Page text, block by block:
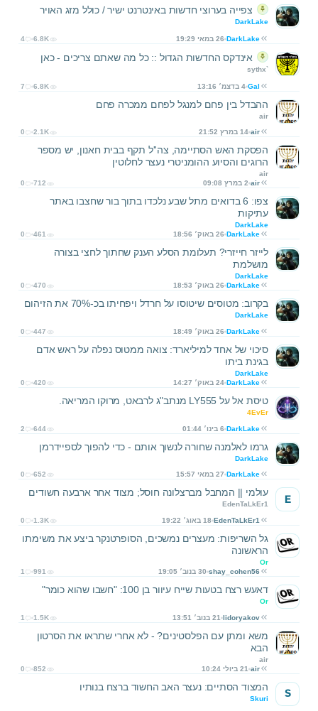
צפייה בערוצי חדשות באינטרנט ישיר / כולל מזג האויר
DarkLake
DarkLake 26 במאי 19:29 4 6.8K
אינדקס החדשות הגדול :: כל מה שאתם צריכים - כאן
sythx`
Gal 4 בדצמ׳ 13:16 7 6.8K
ההבדל בין פחם למנגל לפחם ממכרה פחם
air
air 14 במרץ 21:52 0 2.1K
הפסקת האש הסתיימה, צה''ל תקף בבית חאנון, יש מספר
הרוגים והסיוע ההומניטרי נעצר לחלוטין
air
air 2 במרץ 09:08 0 712
צפו: 6 בדואים מתל שבע נלכדו בתוך בור שחצבו באתר
עתיקות
DarkLake
DarkLake 26 באוק׳ 18:56 0 461
לייזר חייזרי? תעלומת הסלע הענק שחתוך לחצי בצורה
מושלמת
DarkLake
DarkLake 26 באוק׳ 18:53 0 470
בקרוב: מטוסים שיטוסו על חרדל ויפחיתו בכ-70% את הזיהום
DarkLake
DarkLake 26 באוק׳ 18:49 0 447
סיכוי של אחד למיליארד: צואה ממטוס נפלה על ראש אדם
בגינת ביתו
DarkLake
DarkLake 24 באוק׳ 14:27 0 420
טיסת אל על LY555 מנתב"ג לרבאט, מרוקו המריאה.
4EvEr
DarkLake 6 בינו׳ 01:44 2 644
גרמו לאלמנה שחורה לנשוך אותם - כדי להפוך לספיידרמן
DarkLake
DarkLake 27 במאי 15:57 0 652
עולמי || המחבל מברצלונה חוסל; מצוד אחר ארבעה חשודים
EdenTaLkEr1
EdenTaLkEr1 18 באוג׳ 19:22 0 1.3K
E
גל השריפות: מעצרים נמשכים, הסופרטנקר ביצע את משימתו
הראשונה
Or
shay_cohen56 30 בנוב׳ 19:05 1 991
דאעש רצח בטעות שייח עיוור בן 100: "חשבו שהוא כומר"
Or
lidoryakov 21 בנוב׳ 13:51 1 1.5K
משא ומתן עם הפלסטינים? - לא אחרי שתראו את הסרטון
הבא
air
air 21 ביולי 10:24 0 852
המצוד הסתיים: נעצר האב החשוד ברצח בנותיו
Skuri S